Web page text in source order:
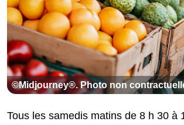
©Midjourney®. Photo non
Tous les samedis matins de 8 h 30 à